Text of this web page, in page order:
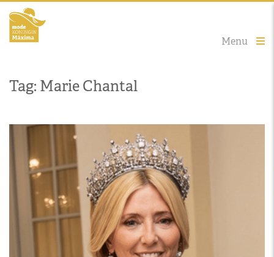
Menu
Tag: Marie Chantal